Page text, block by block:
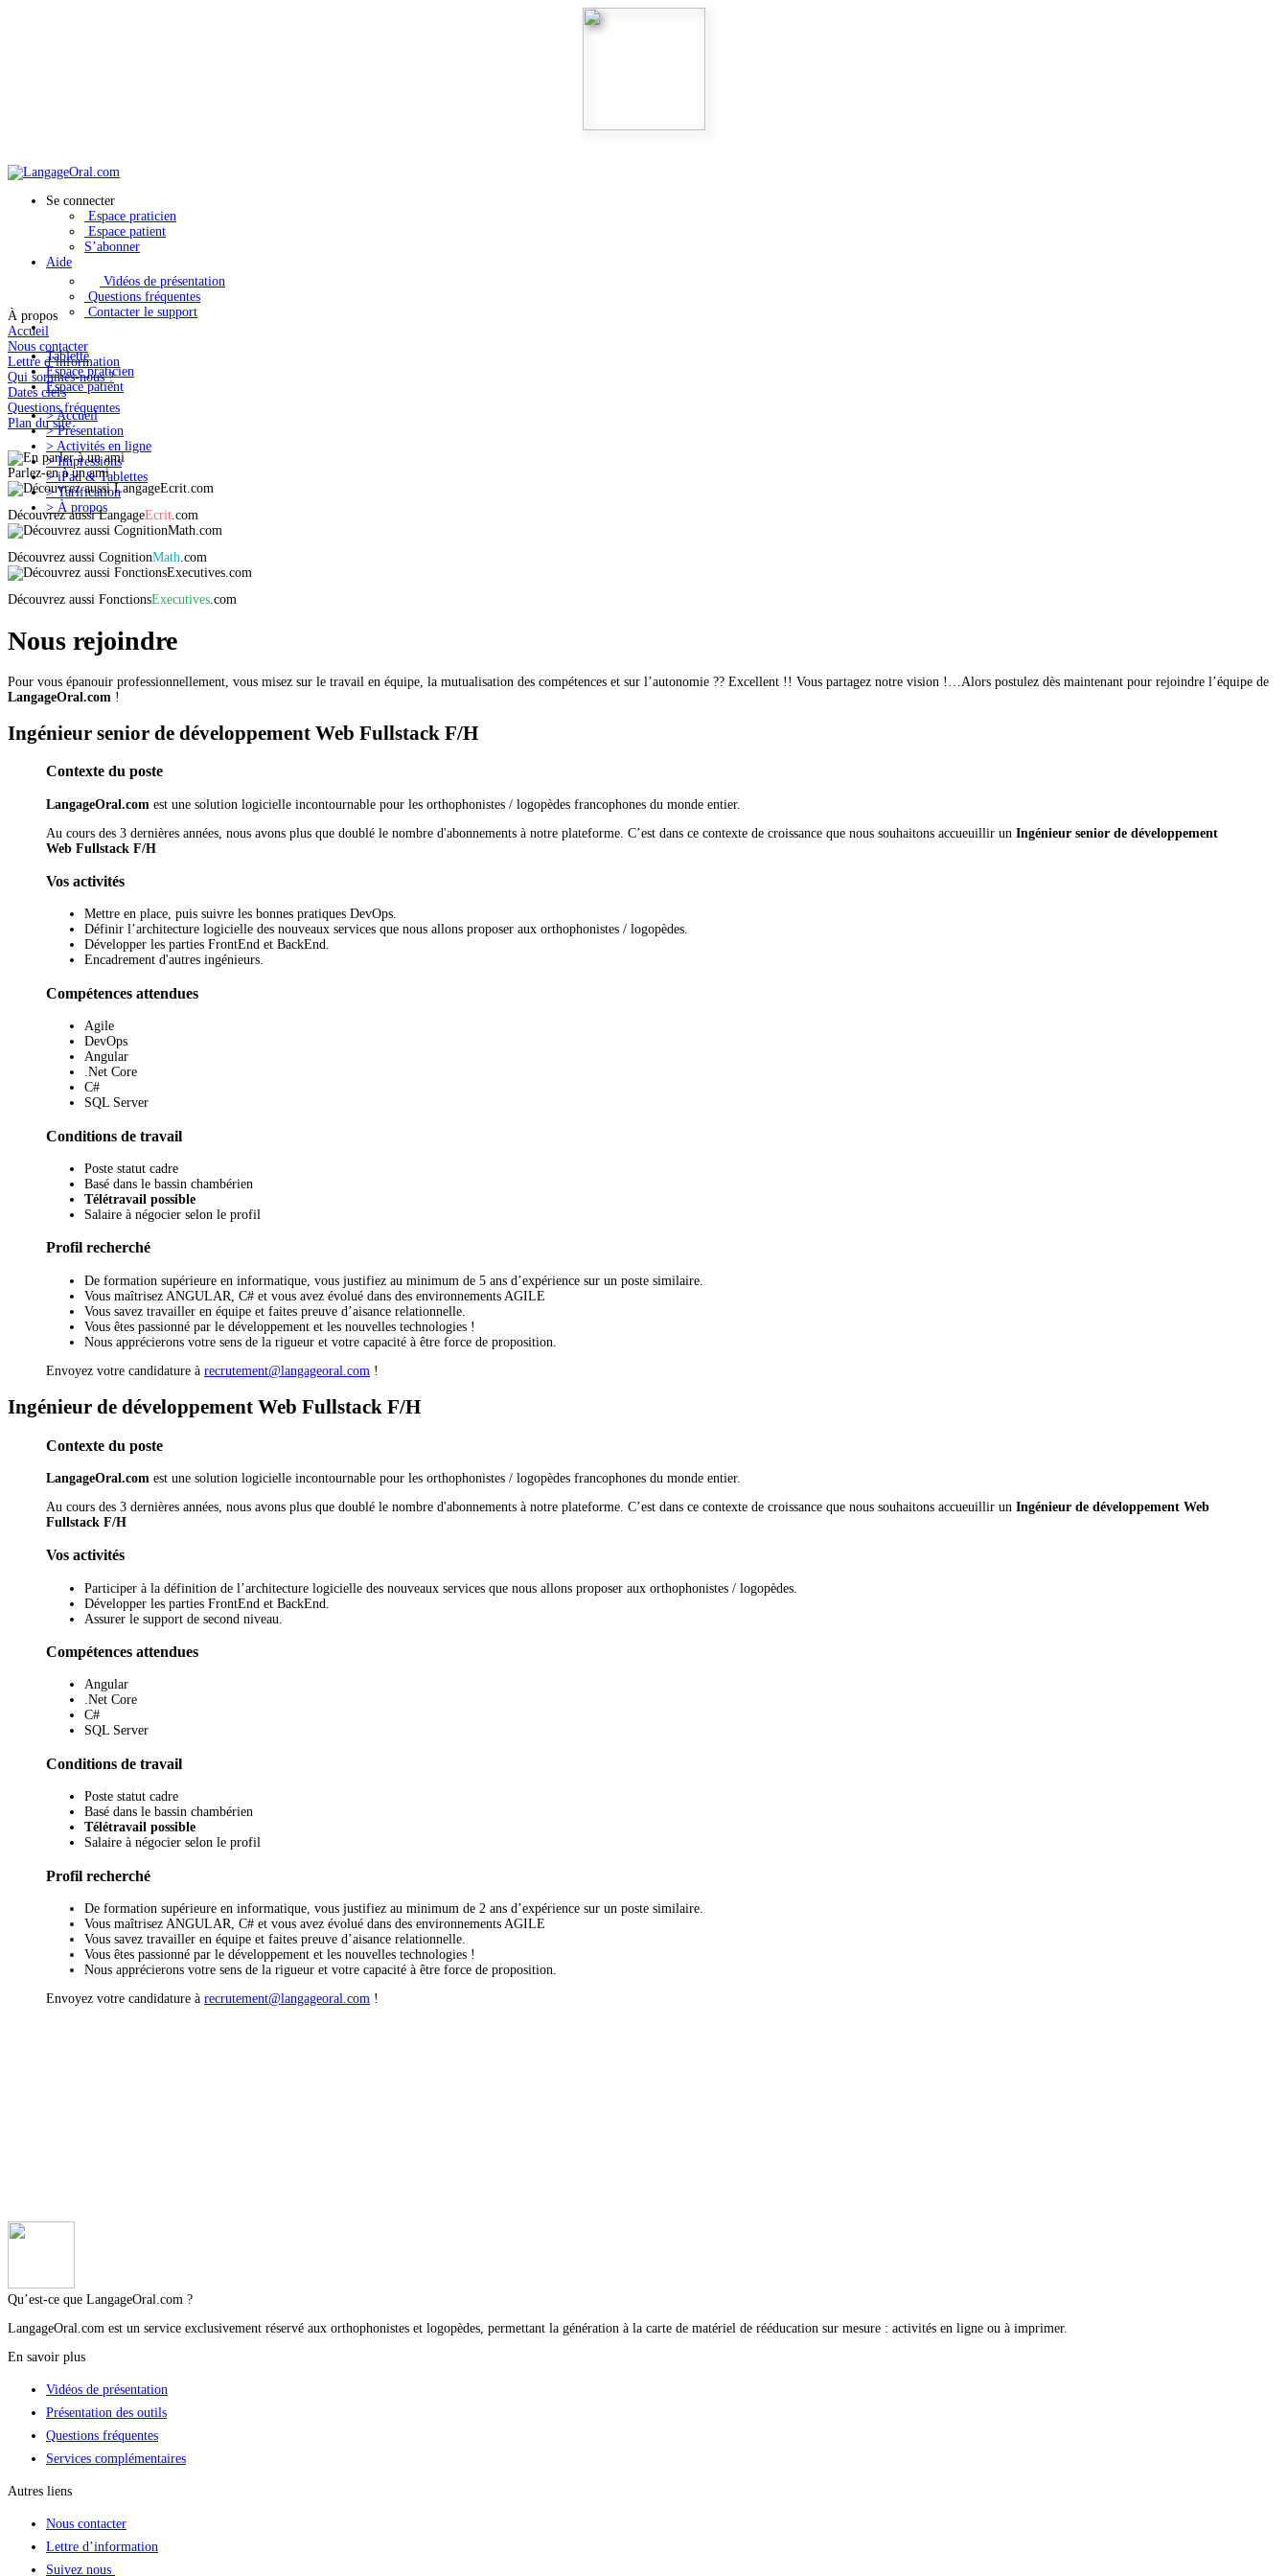
Se connecter
Espace praticien
Espace patient
S’abonner
Aide
Vidéos de présentation
Questions fréquentes
Contacter le support
Tablette
Espace praticien
Espace patient
>Accueil
>Présentation
> Activités en ligne
>Impressions
>iPad & Tablettes
>Tarification
> À propos
À propos
Accueil
Nous contacter
Lettre d’information
Qui sommes-nous ?
Dates clefs
Questions fréquentes
Plan du site
Parlez-en à un ami
Découvrez aussiLangageEcrit.com
Découvrez aussi CognitionMath.com
Découvrez aussi FonctionsExecutives.com
Nous rejoindre
Pour vous épanouir professionnellement, vous misez sur le travail en équipe, la mutualisation des compétences et sur l’autonomie ?? Excellent !! Vous partagez notre vision !…Alors postulez dès maintenant pour rejoindre l’équipe de
LangageOral.com !
Ingénieur senior de développement Web Fullstack F/H
Contexte du poste
LangageOral.com est une solution logicielle incontournable pour les orthophonistes / logopèdes francophones du monde entier.
Au cours des 3 dernières années, nous avons plus que doublé le nombre d'abonnements à notre plateforme. C’est dans ce contexte de croissance que nous souhaitons accueuillir un Ingénieur senior de développement
Web Fullstack F/H
Vos activités
Mettre en place, puis suivre les bonnes pratiques DevOps.
Définir l’architecture logicielle des nouveaux services que nous allons proposer aux orthophonistes / logopèdes.
Développer les parties FrontEnd et BackEnd.
Encadrement d'autres ingénieurs.
Compétences attendues
Agile
DevOps
Angular
.Net Core
C#
SQL Server
Conditions de travail
Poste statut cadre
Basé dans le bassin chambérien
Télétravail possible
Salaire à négocier selon le profil
Profil recherché
De formation supérieure en informatique, vous justifiez au minimum de 5 ans d’expérience sur un poste similaire.
Vous maîtrisez ANGULAR, C# et vous avez évolué dans des environnements AGILE
Vous savez travailler en équipe et faites preuve d’aisance relationnelle.
Vous êtes passionné par le développement et les nouvelles technologies !
Nous apprécierons votre sens de la rigueur et votre capacité à être force de proposition.
Envoyez votre candidature à recrutement@langageoral.com !
Ingénieur de développement Web Fullstack F/H
Contexte du poste
LangageOral.com est une solution logicielle incontournable pour les orthophonistes / logopèdes francophones du monde entier.
Au cours des 3 dernières années, nous avons plus que doublé le nombre d'abonnements à notre plateforme. C’est dans ce contexte de croissance que nous souhaitons accueuillir un Ingénieur de développement Web
Fullstack F/H
Vos activités
Participer à la définition de l’architecture logicielle des nouveaux services que nous allons proposer aux orthophonistes / logopèdes.
Développer les parties FrontEnd et BackEnd.
Assurer le support de second niveau.
Compétences attendues
Angular
.Net Core
C#
SQL Server
Conditions de travail
Poste statut cadre
Basé dans le bassin chambérien
Télétravail possible
Salaire à négocier selon le profil
Profil recherché
De formation supérieure en informatique, vous justifiez au minimum de 2 ans d’expérience sur un poste similaire.
Vous maîtrisez ANGULAR, C# et vous avez évolué dans des environnements AGILE
Vous savez travailler en équipe et faites preuve d’aisance relationnelle.
Vous êtes passionné par le développement et les nouvelles technologies !
Nous apprécierons votre sens de la rigueur et votre capacité à être force de proposition.
Envoyez votre candidature à recrutement@langageoral.com !
Qu’est-ce que LangageOral.com ?
LangageOral.com est un service exclusivement réservé aux orthophonistes et logopèdes, permettant la génération à la carte de matériel de rééducation sur mesure : activités en ligne ou à imprimer.
En savoir plus
Vidéos de présentation
Présentation des outils
Questions fréquentes
Services complémentaires
Autres liens
Nous contacter
Lettre d’information
Suivez nous